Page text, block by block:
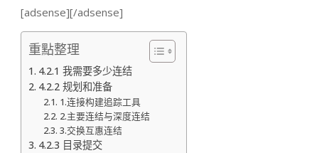
[adsense][/adsense]
重點整理
4.2.1 我需要多少连结
4.2.2 规划和准备
1.连接构建追踪工具
2.主要连结与深度连结
3.交换互惠连结
4.2.3 目录提交